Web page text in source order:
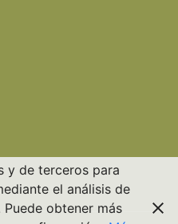
y de terceros para
el análisis de
obtener más